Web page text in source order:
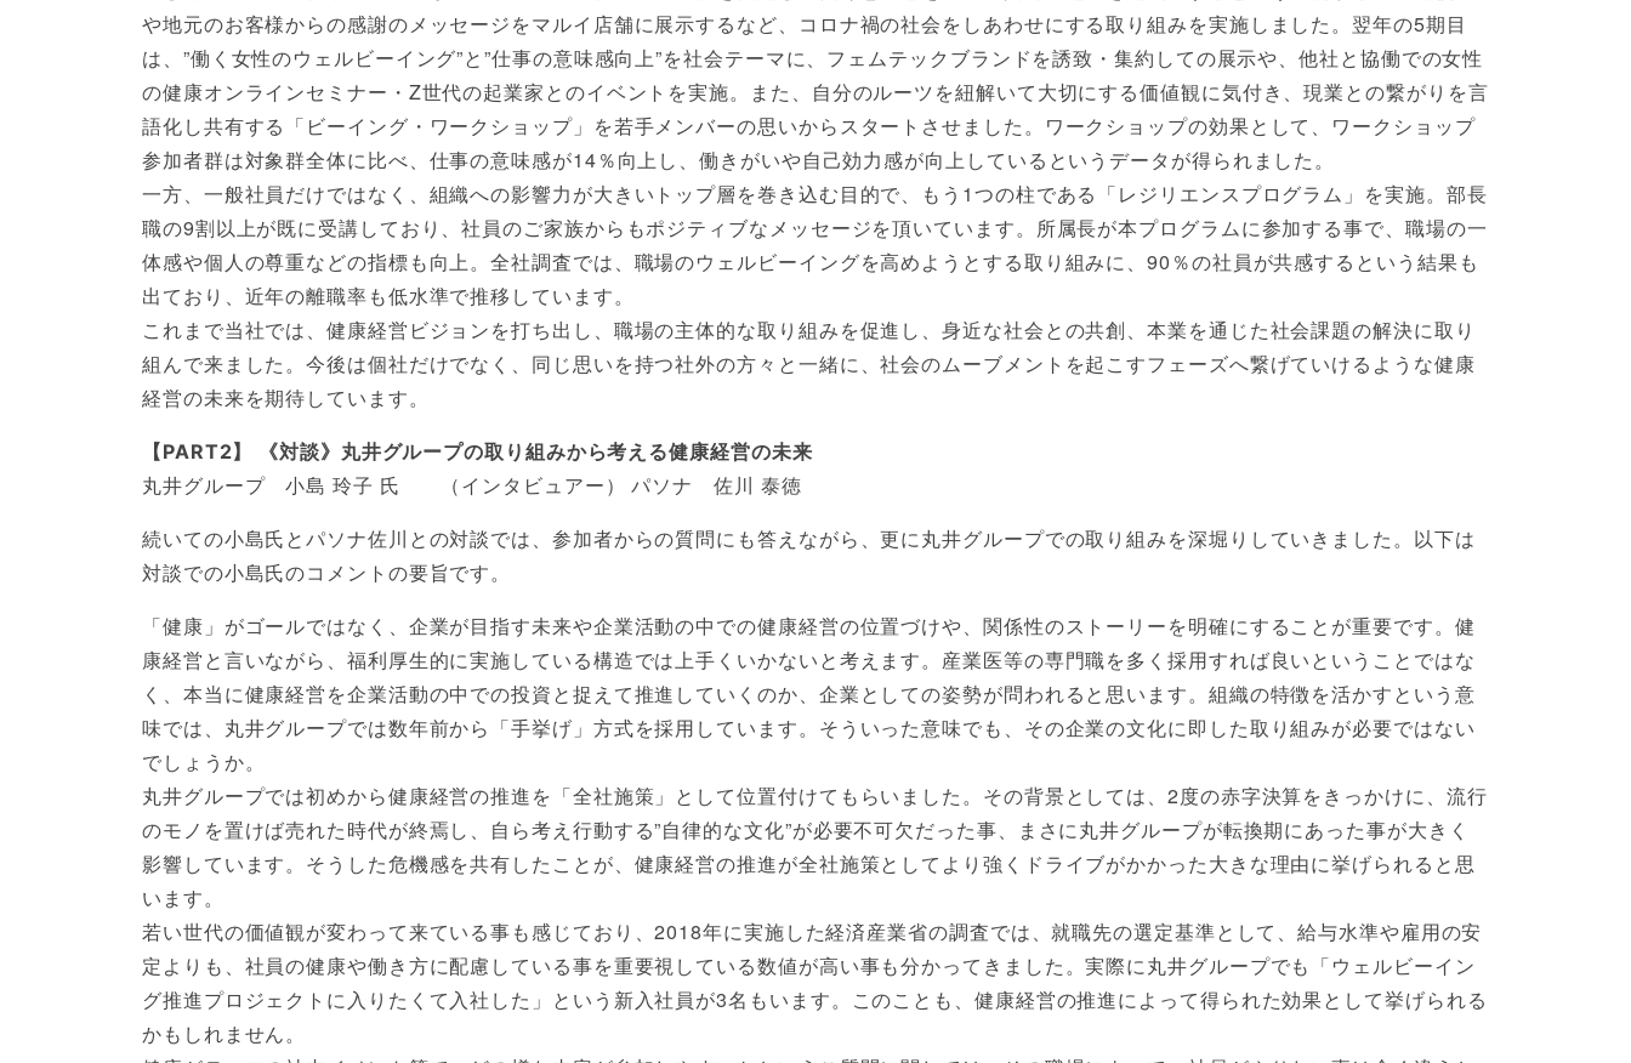
や地元のお客様からの感謝のメッセージをマルイ店舗に展示するなど、コロナ禍の社会をしあわせにする取り組みを実施しました。翌年の5期目
は、”働く女性のウェルビーイング”と”仕事の意味感向上”を社会テーマに、フェムテックブランドを誘致・集約しての展示や、他社と協働での女性
の健康オンラインセミナー・Z世代の起業家とのイベントを実施。また、自分のルーツを紐解いて大切にする価値観に気付き、現業との繋がりを言
語化し共有する「ビーイング・ワークショップ」を若手メンバーの思いからスタートさせました。ワークショップの効果として、ワークショップ
参加者群は対象群全体に比べ、仕事の意味感が14％向上し、働きがいや自己効力感が向上しているというデータが得られました。
一方、一般社員だけではなく、組織への影響力が大きいトップ層を巻き込む目的で、もう1つの柱である「レジリエンスプログラム」を実施。部長
職の9割以上が既に受講しており、社員のご家族からもポジティブなメッセージを頂いています。所属長が本プログラムに参加する事で、職場の一
体感や個人の尊重などの指標も向上。全社調査では、職場のウェルビーイングを高めようとする取り組みに、90％の社員が共感するという結果も
出ており、近年の離職率も低水準で推移しています。
これまで当社では、健康経営ビジョンを打ち出し、職場の主体的な取り組みを促進し、身近な社会との共創、本業を通じた社会課題の解決に取り
組んで来ました。今後は個社だけでなく、同じ思いを持つ社外の方々と一緒に、社会のムーブメントを起こすフェーズへ繋げていけるような健康
経営の未来を期待しています。
【PART2】 《対談》丸井グループの取り組みから考える健康経営の未来
丸井グループ 小島 玲子 氏 （インタビュアー） パソナ 佐川 泰徳
続いての小島氏とパソナ佐川との対談では、参加者からの質問にも答えながら、更に丸井グループでの取り組みを深堀りしていきました。以下は
対談での小島氏のコメントの要旨です。
「健康」がゴールではなく、企業が目指す未来や企業活動の中での健康経営の位置づけや、関係性のストーリーを明確にすることが重要です。健
康経営と言いながら、福利厚生的に実施している構造では上手くいかないと考えます。産業医等の専門職を多く採用すれば良いということではな
く、本当に健康経営を企業活動の中での投資と捉えて推進していくのか、企業としての姿勢が問われると思います。組織の特徴を活かすという意
味では、丸井グループでは数年前から「手挙げ」方式を採用しています。そういった意味でも、その企業の文化に即した取り組みが必要ではない
でしょうか。
丸井グループでは初めから健康経営の推進を「全社施策」として位置付けてもらいました。その背景としては、2度の赤字決算をきっかけに、流行
のモノを置けば売れた時代が終焉し、自ら考え行動する”自律的な文化”が必要不可欠だった事、まさに丸井グループが転換期にあった事が大きく
影響しています。そうした危機感を共有したことが、健康経営の推進が全社施策としてより強くドライブがかかった大きな理由に挙げられると思
います。
若い世代の価値観が変わって来ている事も感じており、2018年に実施した経済産業省の調査では、就職先の選定基準として、給与水準や雇用の安
定よりも、社員の健康や働き方に配慮している事を重要視している数値が高い事も分かってきました。実際に丸井グループでも「ウェルビーイン
グ推進プロジェクトに入りたくて入社した」という新入社員が3名もいます。このことも、健康経営の推進によって得られた効果として挙げられる
かもしれません。